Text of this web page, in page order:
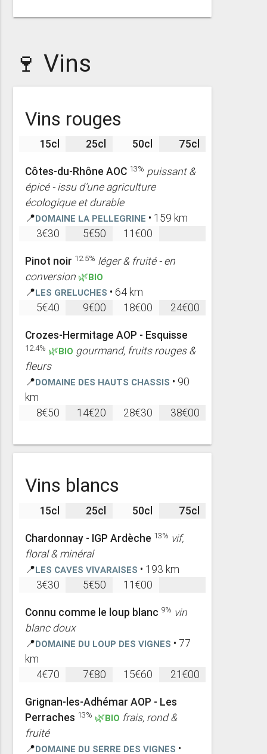
🍷 Vins
Vins rouges
15cl 25cl 50cl 75cl
Côtes-du-Rhône AOC 13% puissant &
épicé - issu d'une agriculture
écologique et durable
📍Domaine La Pellegrine • 159 km
3€30
5€50 11€00
Pinot noir 12.5% léger & fruité - en
conversion 🌿BIO
📍Les Greluches • 64 km
5€40
9€00 18€00 24€00
Crozes-Hermitage AOP - Esquisse
12.4% 🌿BIO gourmand, fruits rouges &
fleurs
📍Domaine des Hauts Chassis • 90
km
8€50
14€20 28€30 38€00
Vins blancs
15cl 25cl 50cl 75cl
Chardonnay - IGP Ardèche 13% vif,
floral & minéral
📍Les Caves Vivaraises • 193 km
3€30
5€50 11€00
Connu comme le loup blanc 9% vin
blanc doux
📍Domaine du Loup des vignes • 77
km
4€70
7€80 15€60 21€00
Grignan-les-Adhémar AOP - Les
Perraches 13% 🌿BIO frais, rond &
fruité
📍Domaine du Serre des Vignes •